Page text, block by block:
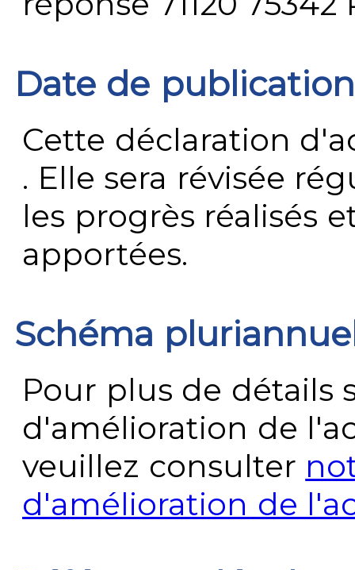
Date de publication
Cette déclaration
. Elle sera révisée
les progrès réalisés
apportées.
Schéma
Pour plus de détails
d'amélioration de
veuillez consulter
d'amélioration de